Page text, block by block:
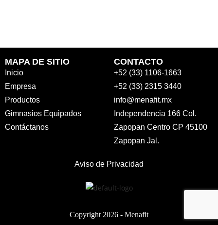
MAPA DE SITIO
Inicio
Empresa
Productos
Gimnasios Equipados
Contáctanos
CONTACTO
+52 (33) 1106-1663
+52 (33) 2315 3440
info@menafit.mx
Independencia 166 Col.
Zapopan Centro CP 45100
Zapopan Jal.
Aviso de Privacidad
Copyright 2026 - Menafit